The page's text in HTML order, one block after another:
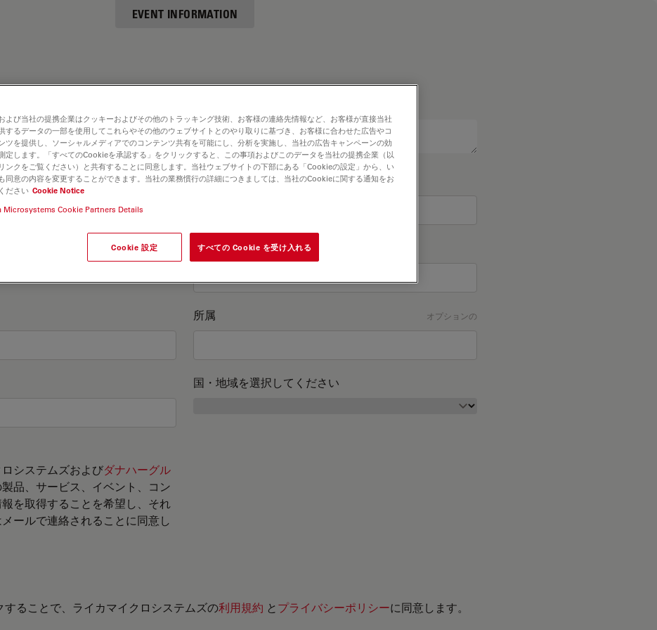
EVENT INFORMATION
お客様（姓）
電話番号
所属 オプションの
国・地域を選択してください
システムズおよびダナハーグル
品、サービス、イベント、コン
を取得することを希望し、それ
ールで連絡されることに同意し
ることで、ライカマイクロシステムズの利用規約 と プライバシーポリシーに同意します。
よび当社の提携企業はクッキーおよびその他のトラッキング技術、お客様の連絡先情報など、お客様が直接当社
するデータの一部を使用してこれらやその他のウェブサイトとのやり取りに基づき、お客様に合わせた広告やコ
ツを提供し、ソーシャルメディアでのコンテンツ共有を可能にし、分析を実施し、当社の広告キャンペーンの効
定します。「すべてのCookieを承認する」をクリックすると、この事項およびこのデータを当社の提携企業（以
ンクをご覧ください）と共有することに同意します。当社ウェブサイトの下部にある「Cookieの設定」から、い
同意の内容を変更することができます。当社の業務慣行の詳細につきましては、当社のCookieに関する通知をお
ださい Cookie Notice
Microsystems Cookie Partners Details
Cookie 設定 すべての Cookie を受け入れる